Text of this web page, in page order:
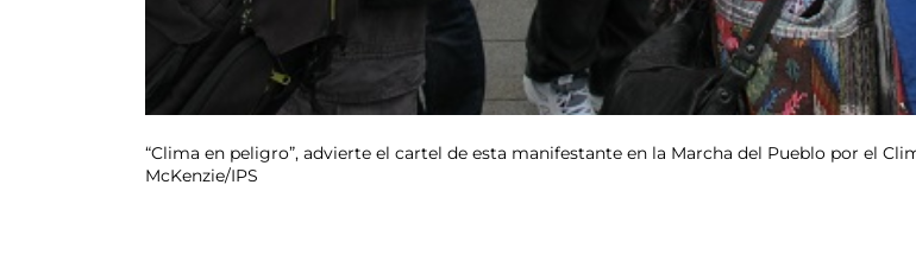
“Clima en peligro”, advierte el cartel de esta manifestante en la Marcha del Pueblo por el
McKenzie/IPS